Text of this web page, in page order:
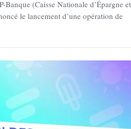
(Caisse Nationale d’Épargne et
le lancement d’une opération de